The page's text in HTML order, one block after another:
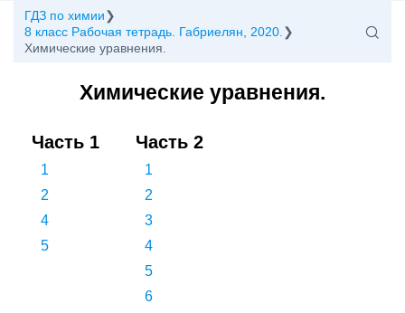
ГДЗ по химии
8 класс Рабочая тетрадь. Габриелян, 2020.
Химические уравнения.
Химические уравнения.
Часть 1
1
2
4
5
Часть 2
1
2
3
4
5
6